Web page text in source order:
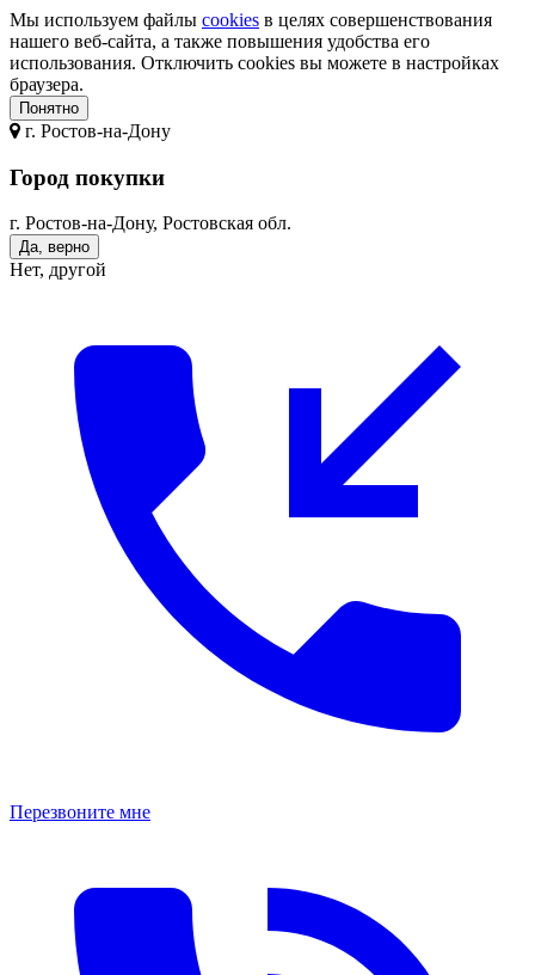
Мы используем файлы cookies в целях совершенствования
нашего веб-сайта, а также повышения удобства его
использования. Отключить cookies вы можете в настройках
браузера.
Понятно
г. Ростов-на-Дону
Город покупки
г. Ростов-на-Дону, Ростовская обл.
Да, верно
Нет, другой
Перезвоните мне